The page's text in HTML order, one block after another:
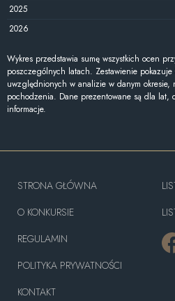
2025
2026
Wykres przedstawia sumę wszystkich ocen
poszczególnych latach. Zestawienie
uwzględnionych w analizie w danym okresie,
pochodzenia. Dane prezentowane są dla lat,
informacje.
STRONA GŁÓWNA
O KONKURSIE
REGULAMIN
POLITYKA PRYWATNOŚCI
KONTAKT